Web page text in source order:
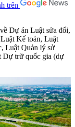
trên
Dự án Luật sửa đổi,
Kế toán, Luật
Luật Quản lý sử
Dự trữ quốc gia (dự